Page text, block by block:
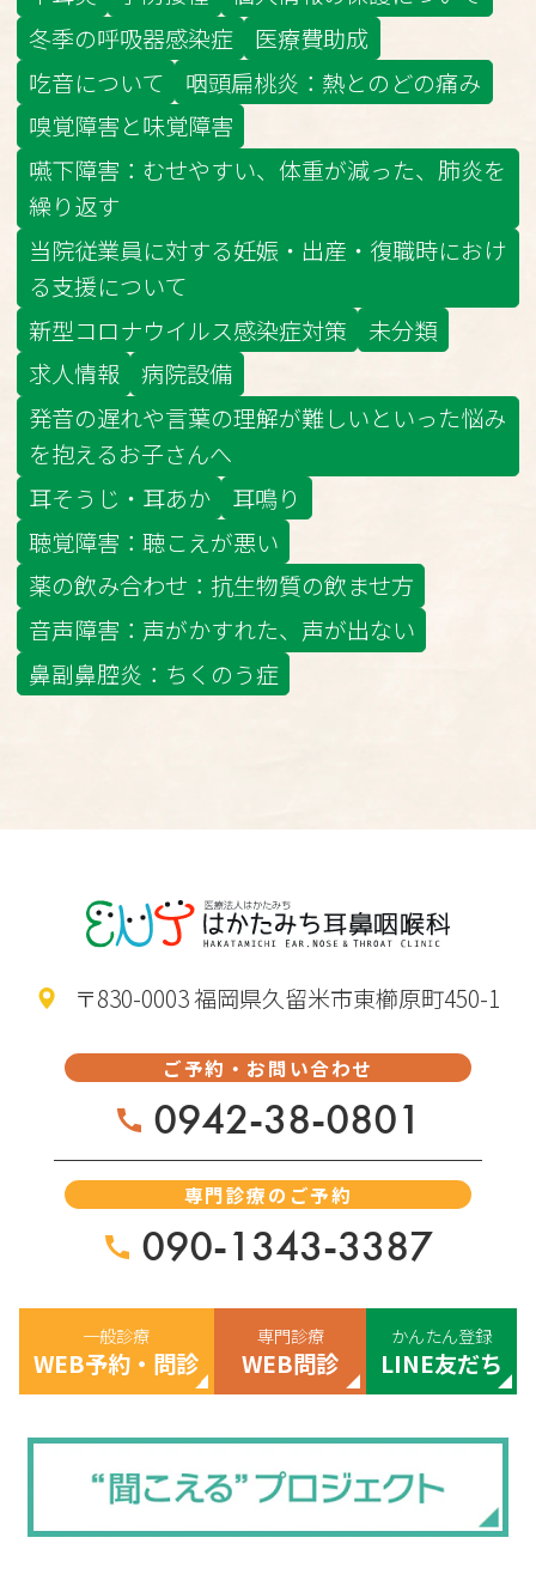
冬季の呼吸器感染症
医療費助成
吃音について
咽頭扁桃炎：熱とのどの痛み
嗅覚障害と味覚障害
嚥下障害：むせやすい、体重が減った、肺炎を
繰り返す
当院従業員に対する妊娠・出産・復職時におけ
る支援について
新型コロナウイルス感染症対策
未分類
求人情報
病院設備
発音の遅れや言葉の理解が難しいといった悩み
を抱えるお子さんへ
耳そうじ・耳あか
耳鳴り
聴覚障害：聴こえが悪い
薬の飲み合わせ：抗生物質の飲ませ方
音声障害：声がかすれた、声が出ない
鼻副鼻腔炎：ちくのう症
〒830-0003 福岡県久留米市東櫛原町450-1
ご予約・お問い合わせ
0942-38-0801
専門診療のご予約
090-1343-3387
一般診療
WEB予約・問診
専門診療
WEB問診
かんたん登録
LINE友だち